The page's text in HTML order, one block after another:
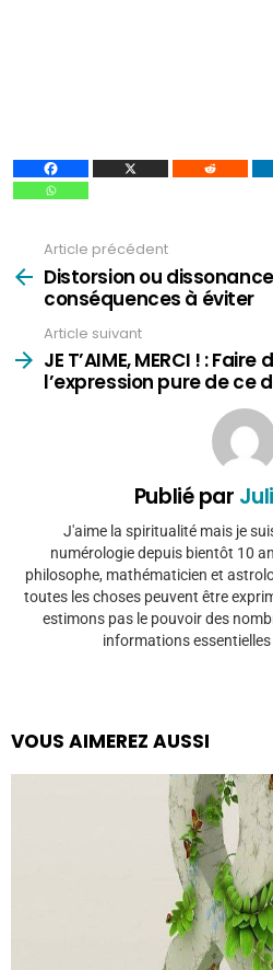
plus
Article précédent
Distorsion ou
conséquences à éviter
Article suivant
JE T’AIME, MERCI ! : Faire
l’expression pure de ce
Publié par
J'aime la spiritualité mais je
numérologie depuis bientôt 10
philosophe, mathématicien et
toutes les choses peuvent être
estimons pas le pouvoir des
informations
VOUS AIMEREZ AUSSI